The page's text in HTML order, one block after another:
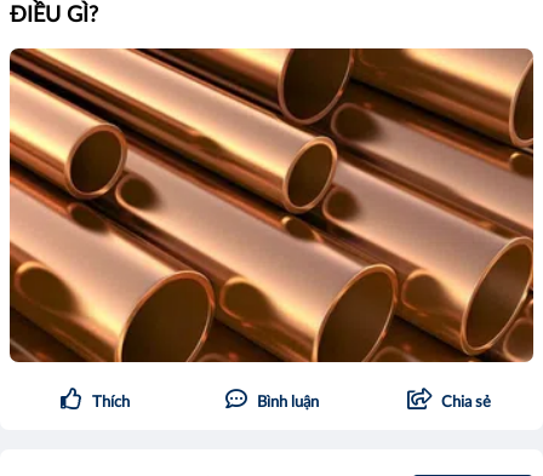
ĐIỀU GÌ?
Thích Bình luận Chia sẻ